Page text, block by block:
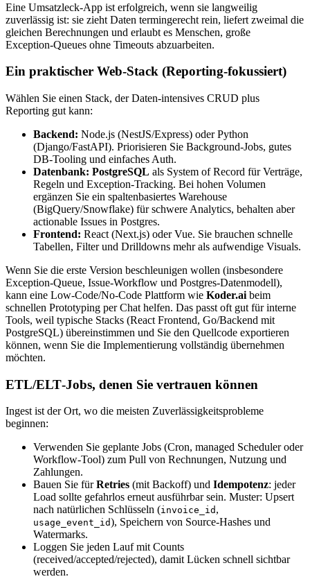
Eine Umsatzleck‑App ist erfolgreich, wenn sie langweilig
zuverlässig ist: sie zieht Daten termingerecht rein, liefert zweimal die
gleichen Berechnungen und erlaubt es Menschen, große
Exception‑Queues ohne Timeouts abzuarbeiten.
Ein praktischer Web‑Stack (Reporting‑fokussiert)
Wählen Sie einen Stack, der Daten‑intensives CRUD plus
Reporting gut kann:
Backend: Node.js (NestJS/Express) oder Python
(Django/FastAPI). Priorisieren Sie Background‑Jobs, gutes
DB‑Tooling und einfaches Auth.
Datenbank: PostgreSQL als System of Record für Verträge,
Regeln und Exception‑Tracking. Bei hohen Volumen
ergänzen Sie ein spaltenbasiertes Warehouse
(BigQuery/Snowflake) für schwere Analytics, behalten aber
actionable Issues in Postgres.
Frontend: React (Next.js) oder Vue. Sie brauchen schnelle
Tabellen, Filter und Drilldowns mehr als aufwendige Visuals.
Wenn Sie die erste Version beschleunigen wollen (insbesondere
Exception‑Queue, Issue‑Workflow und Postgres‑Datenmodell),
kann eine Low‑Code/No‑Code Plattform wie Koder.ai beim
schnellen Prototyping per Chat helfen. Das passt oft gut für interne
Tools, weil typische Stacks (React Frontend, Go/Backend mit
PostgreSQL) übereinstimmen und Sie den Quellcode exportieren
können, wenn Sie die Implementierung vollständig übernehmen
möchten.
ETL/ELT‑Jobs, denen Sie vertrauen können
Ingest ist der Ort, wo die meisten Zuverlässigkeitsprobleme
beginnen:
Verwenden Sie geplante Jobs (Cron, managed Scheduler oder
Workflow‑Tool) zum Pull von Rechnungen, Nutzung und
Zahlungen.
Bauen Sie fürRetries (mit Backoff) und Idempotenz: jeder
Load sollte gefahrlos erneut ausführbar sein. Muster: Upsert
nach natürlichen Schlüsseln (invoice_id ,
usage_event_id), Speichern von Source‑Hashes und
Watermarks.
Loggen Sie jeden Lauf mit Counts
(received/accepted/rejected), damit Lücken schnell sichtbar
werden.